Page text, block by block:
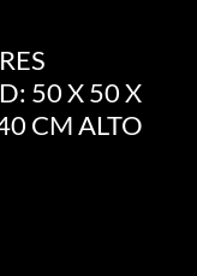
50 X 50 X
CM ALTO